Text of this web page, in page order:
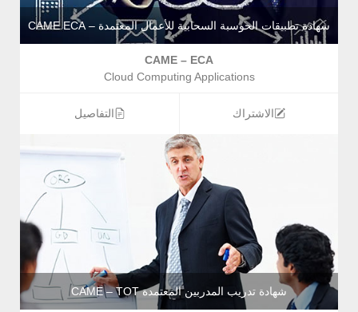
شهادة تطبيقات الحوسبة السحابية للأعمال المعتمدة – CAME ECA
CAME – ECA
Cloud Computing Applications
الاشتراك التفاصيل
شهادة تدريب المدربين المعتمدة CAME – TOT